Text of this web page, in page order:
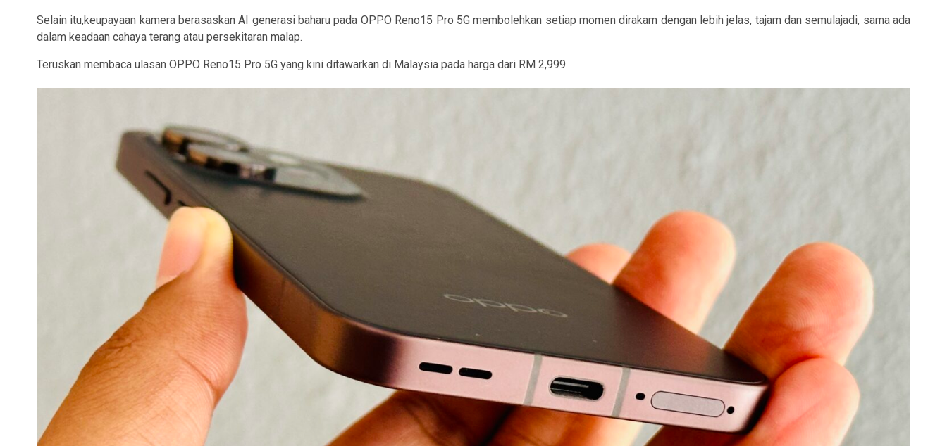
Selain itu,keupayaan kamera berasaskanAI generasi baharu pada OPPO Reno15 Pro 5G membolehkan setiap momen dirakam dengan lebih jelas, tajam dan semulajadi, sama ada
dalam keadaan cahaya terang atau persekitaran malap.
Teruskan membaca ulasan OPPO Reno15 Pro 5G yang kini ditawarkan di Malaysia pada harga dari RM 2,999